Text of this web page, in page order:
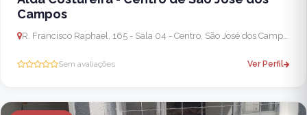
Campos
R. Francisco Raphael, 165 - Sala 04 - Centro, São José dos Campos - SP, 12210-060, Brasil
Sem avaliações Ver Perfil